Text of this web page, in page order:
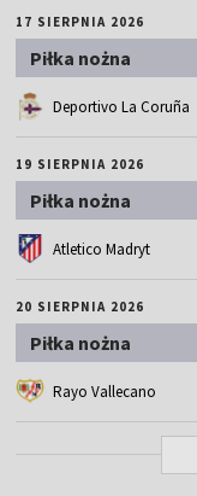
17 SIERPNIA 2026
Piłka nożna
Deportivo La Coruña
19 SIERPNIA 2026
Piłka nożna
Atletico Madryt
20 SIERPNIA 2026
Piłka nożna
Rayo Vallecano